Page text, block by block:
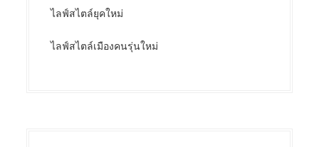
ไลฟ์สไตล์ยุคใหม่
ไลฟ์สไตล์เมืองคนรุ่นใหม่